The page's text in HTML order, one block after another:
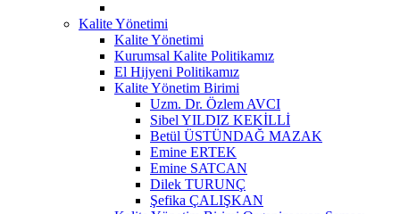
Kalite Yönetimi
Kalite Yönetimi
Kurumsal Kalite Politikamız
El Hijyeni Politikamız
Kalite Yönetim Birimi
Uzm. Dr. Özlem AVCI
Sibel YILDIZ KEKİLLİ
Betül ÜSTÜNDAĞ MAZAK
Emine ERTEK
Emine SATCAN
Dilek TURUNÇ
Şefika ÇALIŞKAN